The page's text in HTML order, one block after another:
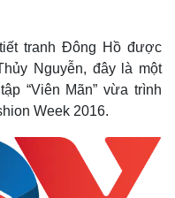
tranh Đông Hồ được
Nguyễn, đây là một
“Viên Mãn” vừa trình
Week 2016.